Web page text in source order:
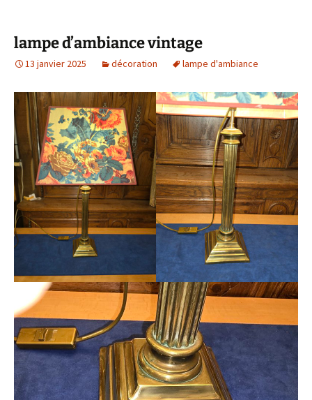
lampe d’ambiance vintage
13 janvier 2025 décoration lampe d'ambiance